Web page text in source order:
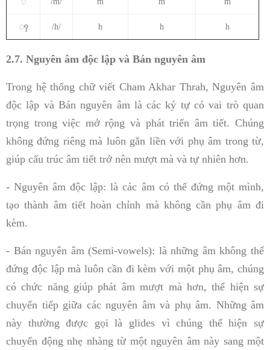
ꩍ /h/ h h h
2.7. Nguyên âm độc lập và Bán nguyên âm
Trong hệ thống chữ viết Cham Akhar Thrah, Nguyên âm
độc lập và Bán nguyên âm là các ký tự có vai trò quan
trọng trong việc mở rộng và phát triển âm tiết. Chúng
không đứng riêng mà luôn gắn liền với phụ âm trong từ,
giúp cấu trúc âm tiết trở nên mượt mà và tự nhiên hơn.
- Nguyên âm độc lập: là các âm có thể đứng một mình,
tạo thành âm tiết hoàn chỉnh mà không cần phụ âm đi
kèm.
- Bán nguyên âm (Semi-vowels): là những âm không thể
đứng độc lập mà luôn cần đi kèm với một phụ âm, chúng
có chức năng giúp phát âm mượt mà hơn, thể hiện sự
chuyển tiếp giữa các nguyên âm và phụ âm. Những âm
này thường được gọi là glides vì chúng thể hiện sự
chuyển động nhẹ nhàng từ một nguyên âm này sang một